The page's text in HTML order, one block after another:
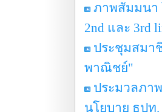
ภาพสัมมนา
2nd และ 3rd
ประชุมสมา
พาณิชย์"
ประมวลภา
นโยบาย ธปท.